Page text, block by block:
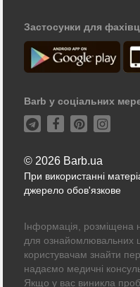
Застосунки для
Barb у соціальних
© 2026 Barb.ua
При використанні
джерело обов'язкове
Інформація, розміщена
для ознайомлювальних
користувачам знайти
надаємо медичні
Якщо у вас виникла